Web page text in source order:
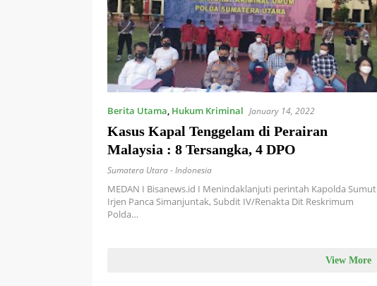
Berita Utama, Hukum Kriminal January 14, 2022
Kasus Kapal Tenggelam di Perairan
Malaysia : 8 Tersangka, 4 DPO
Sumatera Utara - Indonesia
MEDAN I Bisanews.id I Menindaklanjuti perintah Kapolda Sumut
Irjen Panca Simanjuntak, Subdit IV/Renakta Dit Reskrimum
Polda…
View More